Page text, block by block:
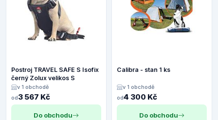
Postroj TRAVEL SAFE S Isofix
černý Zolux velikos S
v 1 obchodě
od3 567 Kč
Do obchodu
Calibra - stan 1 ks
v 1 obchodě
od4 300 Kč
Do obchodu